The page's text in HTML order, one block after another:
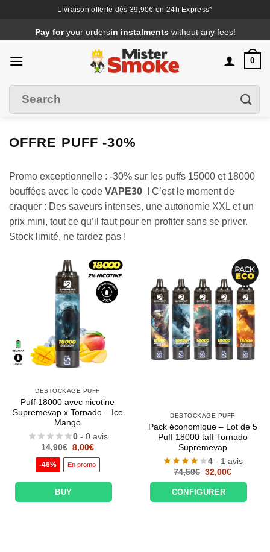
Livraison offerte dès 39,90€ en 24h Express*
au
contenu
Pay foryour ordersin instalments without any fees!
0
OFFRE PUFF -30%
Promo exceptionnelle : -30% sur les puffs 15000 et 18000
bouffées avec le code VAPE30 ! C’est le moment de
craquer : Des saveurs intenses, une autonomie XXL et un
prix mini, tout ce qu’il faut pour en profiter sans se priver.
Stock limité, ne tardez pas !
DESTOCKAGE PUFF
Puff 18000 avec nicotine
Supremevap x Tornado – Ice
Mango
0- 0 avis
14,90€ Le
initial
était :
8,00€Le
actuel
est :
-46% En promo
BUY
DESTOCKAGE PUFF
Pack économique – Lot de 5
Puff 18000 taff Tornado
Supremevap
4- 1 avis
74,50€ Le
initial
était :
74,50€.
32,00€Le
actuel
32,00€.
CONFIGURER